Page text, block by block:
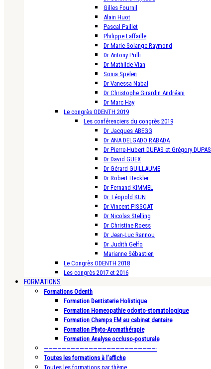
Gilles Fournil
Alain Huot
Pascal Paillet
Philippe Laffaille
Dr Marie-Solange Raymond
Dr Antony Pulli
Dr Mathilde Vian
Sonia Spelen
Dr Vanessa Nabal
Dr Christophe Girardin Andréani
Dr Marc Hay
Le congrès ODENTH 2019
Les conférenciers du congrès 2019
Dr Jacques ABEGG
Dr ANA DELGADO RABADA
Dr Pierre-Hubert DUPAS et Grégory DUPAS
Dr David GUEX
Dr Gérard GUILLAUME
Dr Robert Heckler
Dr Fernand KIMMEL
Dr. Léopold KUN
Dr Vincent PISSOAT
Dr Nicolas Stelling
Dr Christine Roess
Dr Jean-Luc Rannou
Dr Judith Gelfo
Marianne Sébastien
Le Congrès ODENTH 2018
Les congrès 2017 et 2016
FORMATIONS
Formations Odenth
Formation Dentisterie Holistique
Formation Homeopathie odonto-stomatologique
Formation Champs EM au cabinet dentaire
Formation Phyto-Aromathérapie
Formation Analyse occluso-posturale
—————————————————————————-
Toutes les formations à l’affiche
Toutes les formations par thème